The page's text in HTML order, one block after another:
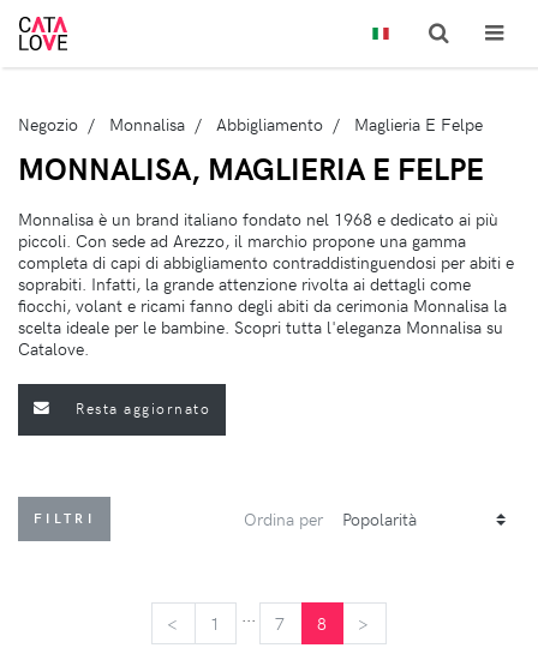
Negozio Monnalisa Abbigliamento Maglieria E Felpe
MONNALISA, MAGLIERIA E FELPE
Monnalisa è un brand italiano fondato nel 1968 e dedicato ai più
piccoli. Con sede ad Arezzo, il marchio propone una gamma
completa di capi di abbigliamento contraddistinguendosi per abiti e
soprabiti. Infatti, la grande attenzione rivolta ai dettagli come
fiocchi, volant e ricami fanno degli abiti da cerimonia Monnalisa la
scelta ideale per le bambine. Scopri tutta l'eleganza Monnalisa su
Catalove.
Resta aggiornato
FILTRI Ordina per
< 1 7 8 >